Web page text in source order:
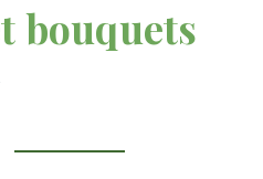
bouquets